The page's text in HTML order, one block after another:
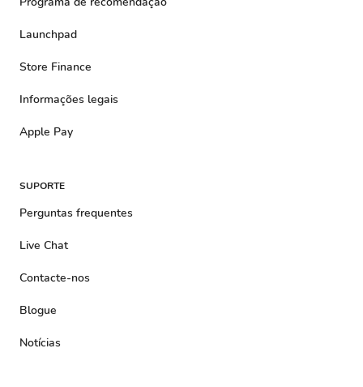
Launchpad
Store Finance
Informações legais
Apple Pay
SUPORTE
Perguntas frequentes
Live Chat
Contacte-nos
Blogue
Notícias